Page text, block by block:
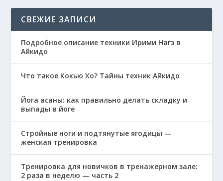
СВЕЖИЕ ЗАПИСИ
Подробное описание техники Ирими Нагэ в
Айкидо
Что такое Кокью Хо? Тайны техник Айкидо
Йога асаны: как правильно делать складку и
выпады в йоге
Стройные ноги и подтянутые ягодицы —
женская тренировка
Тренировка для новичков в тренажерном зале:
2 раза в неделю — часть 2